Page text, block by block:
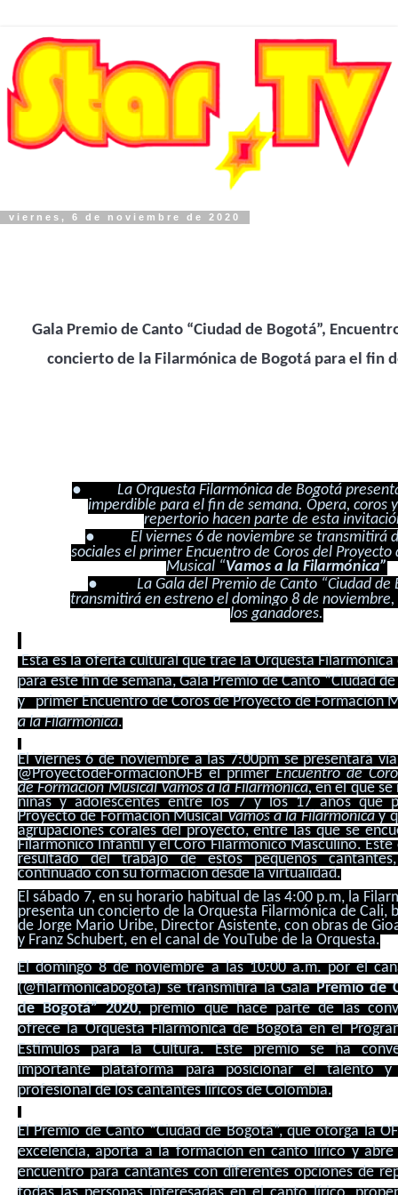
viernes, 6 de noviembre de 2020
Gala Premio de Canto “Ciudad de Bogotá”,
concierto de la Filarmónica de Bogotá para el fin
●
La Orquesta Filarmónica de Bogotá
imperdible para el fin de semana. Ópera, coros
repertorio hacen parte de esta
●
El viernes 6 de noviembre se transmitirá
sociales elprimer Encuentro de Coros del Proyecto
Musical “Vamos a la Filarmónica”
●
La Gala del Premio de Canto “Ciudad de
transmitirá en estreno el domingo 8 de noviembre,
los ganadores.
Esta es la oferta cultural que trae la Orquesta Filarmónica
para este fin de semana, Gala Premio de Canto “Ciudad
y primer Encuentro de Coros de Proyecto de Formación
a la Filarmónica.
El viernes 6 de noviembre a las 7:00pm se presentará
@ProyectodeFormaciónOFB el primerEncuentro de
de Formación Musical Vamos a la Filarmónica, en el que
niñas y adolescentes entre los 7 y los 17 años que
Proyecto de Formación MusicalVamos a la Filarmónicay
agrupaciones corales del proyecto, entre las que se
Filarmónico Infantil y el Coro Filarmónico Masculino.
resultado del trabajo de estos pequeños
continuado con su formación desde la virtualidad.
El sábado 7, en su horario habitual de las 4:00 p.m, la
presenta un concierto de la Orquesta Filarmónica de Cali,
de Jorge Mario Uribe, Director Asistente, con obras de
y Franz Schubert, en el canal de YouTube de la Orquesta.
El domingo 8 de noviembre a las 10:00 a.m. por el
(@filarmonicabogota) se transmitirá la GalaPremio de
de Bogotá” 2020, premio que hace parte de las
ofrece la Orquesta Filarmónica de Bogotá en el
Estímulos para la Cultura. Este premio se ha
importante plataforma para posicionar el talento
profesional de los cantantes líricos de Colombia.
El Premio de Canto “Ciudad de Bogotá”, que otorga la
excelencia, aporta a la formación en canto lírico y abre
encuentro para cantantes con diferentes opciones de